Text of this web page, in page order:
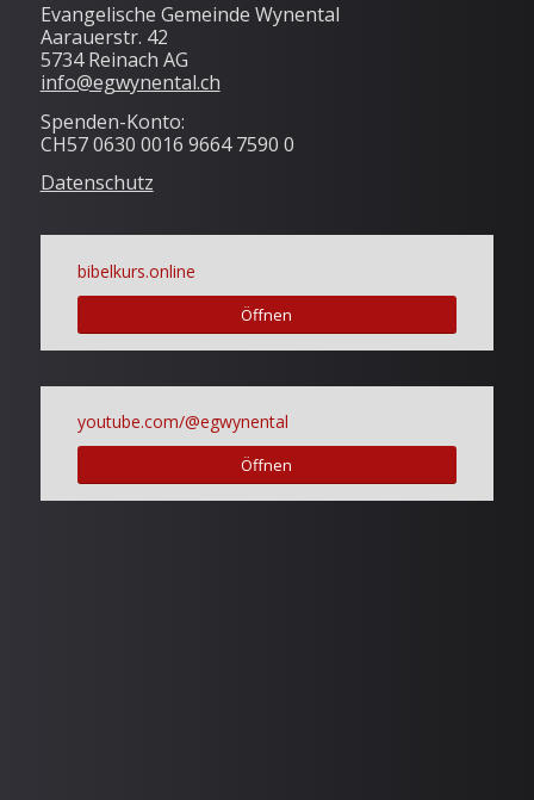
Evangelische Gemeinde Wynental
Aarauerstr. 42
5734 Reinach AG
info@egwynental.ch
Spenden-Konto:
CH57 0630 0016 9664 7590 0
Datenschutz
bibelkurs.online
Öffnen
youtube.com/@egwynental
Öffnen